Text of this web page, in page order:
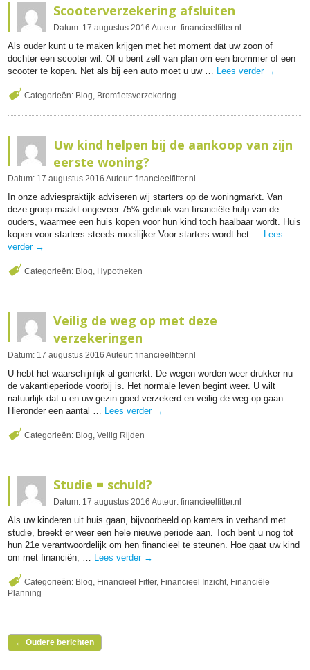
Scooterverzekering afsluiten
Datum: 17 augustus 2016 Auteur: financieelfitter.nl
Als ouder kunt u te maken krijgen met het moment dat uw zoon of
dochter een scooter wil. Of u bent zelf van plan om een brommer of een
scooter te kopen. Net als bij een auto moet u uw … Lees verder →
Categorieën: Blog Bromfietsverzekering
Uw kind helpen bij de aankoop van zijn
eerste woning?
Datum: 17 augustus 2016 Auteur: financieelfitter.nl
In onze adviespraktijk adviseren wij starters op de woningmarkt. Van
deze groep maakt ongeveer 75% gebruik van financiële hulp van de
ouders, waarmee een huis kopen voor hun kind toch haalbaar wordt. Huis
kopen voor starters steeds moeilijker Voor starters wordt het … Lees
verder →
Categorieën: Blog, Hypotheken
Veilig de weg op met deze
verzekeringen
Datum: 17 augustus 2016 Auteur: financieelfitter.nl
U hebt het waarschijnlijk al gemerkt. De wegen worden weer drukker nu
de vakantieperiode voorbij is. Het normale leven begint weer. U wilt
natuurlijk dat u en uw gezin goed verzekerd en veilig de weg op gaan.
Hieronder een aantal … Lees verder →
Categorieën: Blog,Veilig Rijden
Studie = schuld?
Datum: 17 augustus 2016 Auteur: financieelfitter.nl
Als uw kinderen uit huis gaan, bijvoorbeeld op kamers in verband met
studie, breekt er weer een hele nieuwe periode aan. Toch bent u nog tot
hun 21e verantwoordelijk om hen financieel te steunen. Hoe gaat uw kind
om met financiën, …
Lees verder →
Categorieën: Blog, Financieel Fitter, Financieel Inzicht, Financiële
Planning
← Oudere berichten